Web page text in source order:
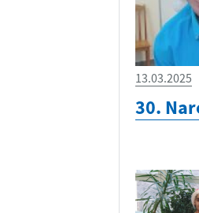
13.03.2025
30.